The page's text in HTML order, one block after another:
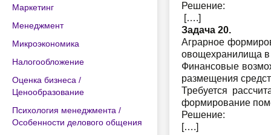
Маркетинг
Менеджмент
Микроэкономика
Налогообложение
Оценка бизнеса /
Ценообразование
Психология менеджмента /
Особенности делового общения
Решение:
[….]
Задача 20.
Аграрное
овощехранилища в
Финансовые
размещения
Требуется
формирование
Решение:
[….]